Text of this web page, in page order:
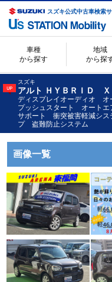
スズキ公式中古車検索
車種
から探す
地域
から探
スズキ
アルト ＨＹＢＲＩＤ Ｘ
ディスプレイオーディオ
プッシュスタート オート
サポート 衝突被害軽減シ
プ 盗難防止システム
画像一覧